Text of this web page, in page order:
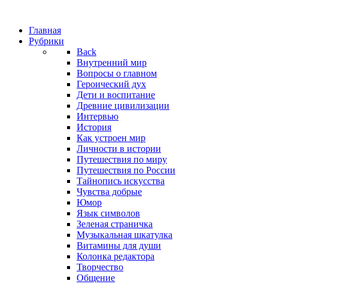
Главная
Рубрики
Back
Внутренний мир
Вопросы о главном
Героический дух
Дети и воспитание
Древние цивилизации
Интервью
История
Как устроен мир
Личности в истории
Путешествия по миру
Путешествия по России
Тайнопись искусства
Чувства добрые
Юмор
Язык символов
Зеленая страничка
Музыкальная шкатулка
Витамины для души
Колонка редактора
Творчество
Общение